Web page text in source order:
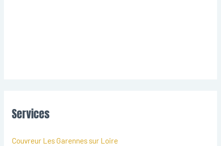
Services
Couvreur Les Garennes sur Loire